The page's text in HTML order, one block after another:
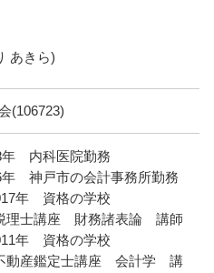
あきら)
(106723)
年 内科医院勤務
年 神戸市の会計事務所勤務
年 資格の学校
理士講座 財務諸表論 講師
年 資格の学校
動産鑑定士講座 会計学 講